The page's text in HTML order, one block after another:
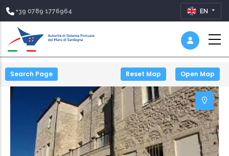
+39 0789 1776964 EN
Search Page Reset Map Open Map